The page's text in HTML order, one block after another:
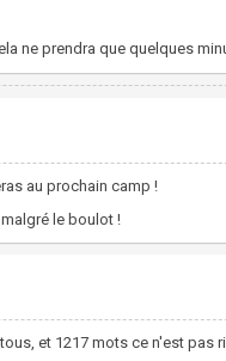
ne prendra que quelques
au prochain camp !
le boulot !
et 1217 mots ce n'est pas